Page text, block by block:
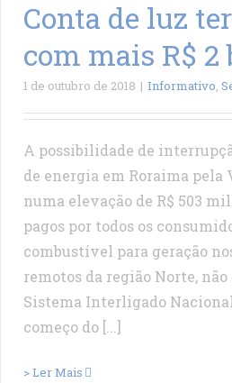
Conta de luz
com mais R$ 2
1 de outubro de 2018 | Informativo,
A possibilidade de
de energia em Roraima pela
numa elevação de R$ 503
pagos por todos os
combustível para geração
remotos da região Norte, não
Sistema Interligado
começo do [...]
> Ler Mais